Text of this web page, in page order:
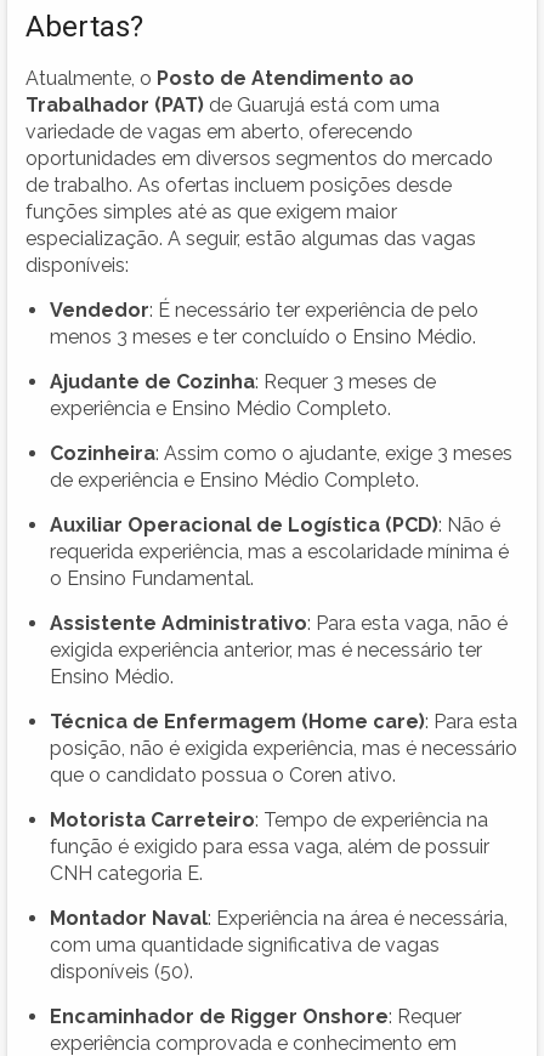
Abertas?
Atualmente, o Posto de Atendimento ao
Trabalhador (PAT) de Guarujá está com uma
variedade de vagas em aberto, oferecendo
oportunidades em diversos segmentos do mercado
de trabalho. As ofertas incluem posições desde
funções simples até as que exigem maior
especialização. A seguir, estão algumas das vagas
disponíveis:
Vendedor: É necessário ter experiência de pelo
menos 3 meses e ter concluído o Ensino Médio.
Ajudante de Cozinha: Requer 3 meses de
experiência e Ensino Médio Completo.
Cozinheira: Assim como o ajudante, exige 3 meses
de experiência e Ensino Médio Completo.
Auxiliar Operacional de Logística (PCD): Não é
requerida experiência, mas a escolaridade mínima é
o Ensino Fundamental.
Assistente Administrativo: Para esta vaga, não é
exigida experiência anterior, mas é necessário ter
Ensino Médio.
Técnica de Enfermagem (Home care): Para esta
posição, não é exigida experiência, mas é necessário
que o candidato possua o Coren ativo.
Motorista Carreteiro: Tempo de experiência na
função é exigido para essa vaga, além de possuir
CNH categoria E.
Montador Naval: Experiência na área é necessária,
com uma quantidade significativa de vagas
disponíveis (50).
Encaminhador de Rigger Onshore: Requer
experiência comprovada e conhecimento em